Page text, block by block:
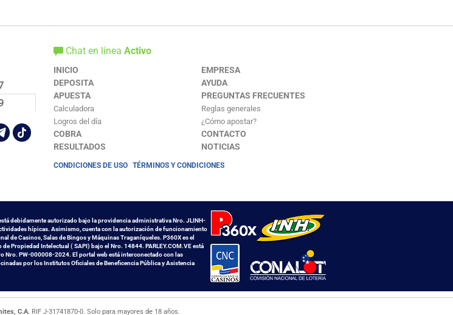
Chat en línea Activo
INICIO
DEPOSITA
APUESTA
Calculadora
Logros del día
COBRA
RESULTADOS
EMPRESA
AYUDA
PREGUNTAS FRECUENTES
Reglas generales
¿Cómo apostar?
CONTACTO
NOTICIAS
CONDICIONES DE USO TÉRMINOS Y CONDICIONES
debidamente autorizado bajo la providencia administrativa Nro. JLINH-
hípicas. Asimismo, cuenta con la autorización de funcionamiento
de Casinos, Salas de Bingos y Máquinas Traganíqueles. P360X es el
Propiedad Intelectual ( SAPI) bajo el Nro. 14844. PARLEY.COM.VE está
Nro. PW-000008-2024. El portal web está interconectado con las
por los Institutos Oficiales de Beneficencia Pública y Asistencia
C.A. RIF J-31741870-0. Solo para mayores de 18 años.